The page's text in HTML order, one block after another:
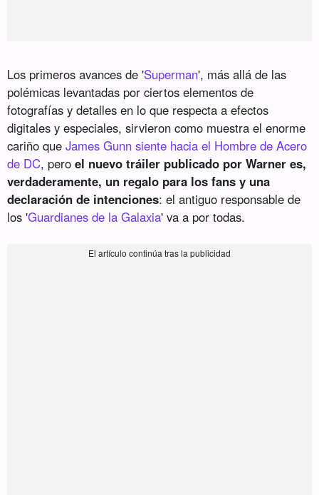
Los primeros avances de 'Superman', más allá de las
polémicas levantadas por ciertos elementos de
fotografías y detalles en lo que respecta a efectos
digitales y especiales, sirvieron como muestra el enorme
cariño queJames Gunn siente hacia el Hombre de Acero
de DC, peroel nuevo tráiler publicado por Warner es,
verdaderamente, un regalo para los fans y una
declaración de intenciones: el antiguo responsable de
los 'Guardianes de la Galaxia' va a por todas.